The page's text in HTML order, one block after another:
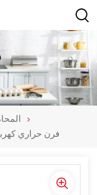
فرن حراري